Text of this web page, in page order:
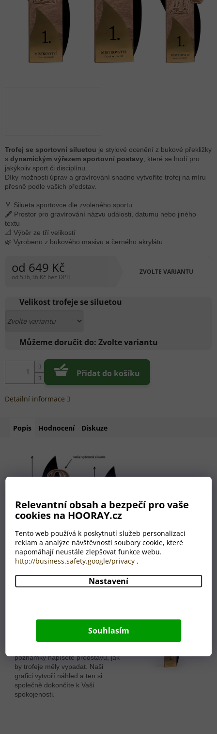
Relevantní obsah a bezpečí pro vaše
cookies na HOORAY.cz
Tento web používá k poskytnutí služeb personalizaci
reklam a analýze návštěvnosti soubory cookie, které
napomáhají neustále zlepšovat funkce webu.
http://business.safety.google/privacy .
Nastavení
Souhlasím
od 649 Kč
od 536,36 Kč bez DPH
cena:
ZVOLTE VARIANTU
Velikost trofeje se siluetou
Můžeme doručit do: Zvolte variantu
Přidat do košíku
Trofej se sportovní siluetou je stylové ocenění z bukové překližky
s dynamickým výřezem sportovní postavy, které se hodí pro
jakýkoliv sport či disciplínu.
Díky možnosti úprav a gravírování snadno vytvoříte trofej na míru
přesně podle vašich představ.
🏅 Silueta sportovce dle zvoleného sportu
🖋 Prostor pro gravírování názvu události, datumu nebo jiného
textu
📐 Výběr ze tří velikostí
🌿 Vyrobeno z bukového masivu a černého akrylátu
Detailní informace
Popis Hodnocení Diskuze
Nemáte grafika? Nevadí!
poznámky napíšete představu, jak
by trofeje měly vypadat. Naši
grafici vytvoří náhled a ten si
společně dokončíte k Vaší
spokojenosti.